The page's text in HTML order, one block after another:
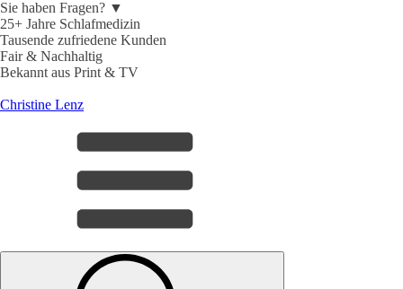
Sie haben Fragen? ▼
25+ Jahre Schlafmedizin
Tausende zufriedene Kunden
Fair & Nachhaltig
Bekannt aus Print & TV
Christine Lenz